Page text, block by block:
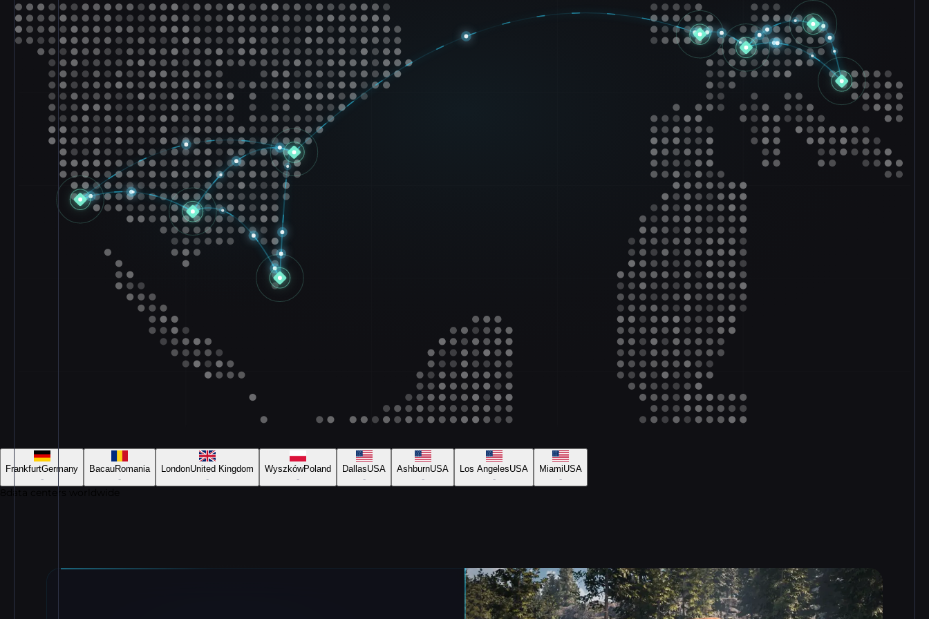
FrankfurtGermany
-
BacauRomania
-
LondonUnited Kingdom
-
WyszkówPoland
-
DallasUSA
-
AshburnUSA
-
Los AngelesUSA
-
MiamiUSA
-